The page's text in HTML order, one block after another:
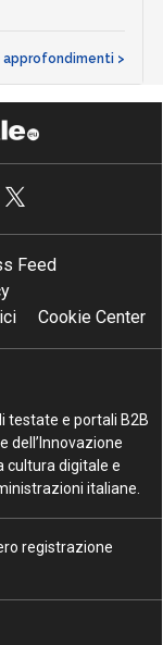
>
Feed
Cookie Center
testate e portali B2B
dell’Innovazione
cultura digitale e
italiane.
registrazione